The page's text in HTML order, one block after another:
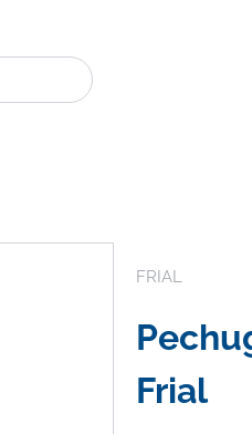
FRIAL
Frial